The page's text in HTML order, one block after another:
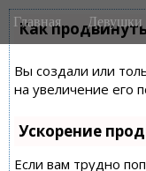
Как
Вы создали или
на увеличение его
Ускорение
Если вам трудно
M
a
n
m
e
n
i
Главная Девушки